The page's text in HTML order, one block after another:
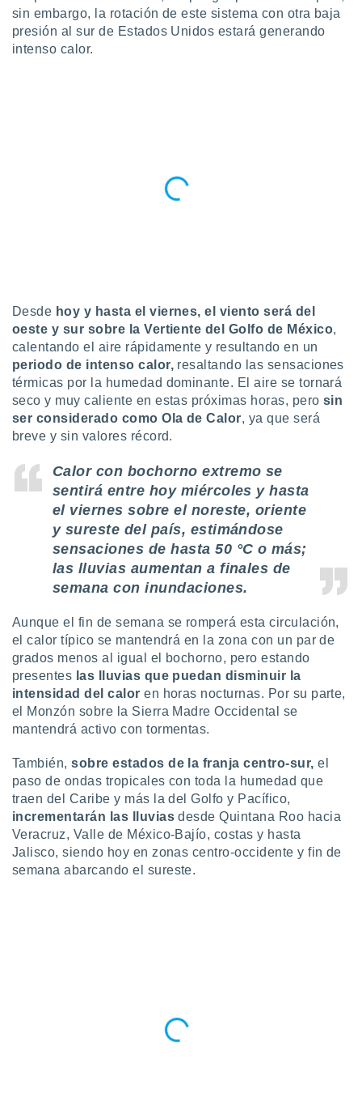
y
en
cookies
aceptar
de
sitio
En
de que
sean
el sitio
o
aunque
no
Puedes
acceder a
sin embargo, la rotación de este sistema con otra baja
presión al sur de Estados Unidos estará generando
intenso calor.
Desde hoy y hasta el viernes, el viento será del
oeste y sur sobre la Vertiente del Golfo de México,
calentando el aire rápidamente y resultando en un
periodo de intenso calor, resaltando las sensaciones
térmicas por la humedad dominante. El aire se tornará
seco y muy caliente en estas próximas horas, perosin
ser considerado como Ola de Calor, ya que será
breve y sin valores récord.
Calor con bochorno extremo se
sentirá entre hoy miércoles y hasta
el viernes sobre el noreste, oriente
y sureste del país, estimándose
sensaciones de hasta 50 °C o más;
las lluvias aumentan a finales de
semana con inundaciones.
Aunque el fin de semana se romperá esta circulación,
el calor típico se mantendrá en la zona con un par de
grados menos al igual el bochorno, pero estando
presentes las lluvias que puedan disminuir la
intensidad del caloren horas nocturnas. Por su parte,
el Monzón sobre la Sierra Madre Occidental se
mantendrá activo con tormentas.
También, sobre estados de la franja centro-sur, el
paso de ondas tropicales con toda la humedad que
traen del Caribe y más la del Golfo y Pacífico,
incrementarán las lluvias desde Quintana Roo hacia
Veracruz, Valle de México-Bajío, costas y hasta
Jalisco, siendo hoy en zonas centro-occidente y fin de
semana abarcando el sureste.